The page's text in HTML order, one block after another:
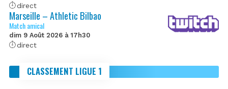
direct
Marseille – Athletic Bilbao
Match amical
dim 9 Août 2026 à 17h30
direct
CLASSEMENT LIGUE 1